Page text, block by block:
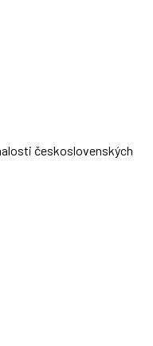
československých